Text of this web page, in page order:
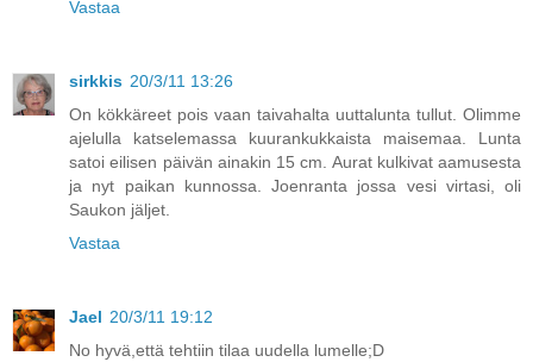
Vastaa
sirkkis 20/3/11 13:26
On kökkäreet pois vaan taivahalta uuttalunta tullut. Olimme
ajelulla katselemassa kuurankukkaista maisemaa. Lunta
satoi eilisen päivän ainakin 15 cm. Aurat kulkivat aamusesta
ja nyt paikan kunnossa. Joenranta jossa vesi virtasi, oli
Saukon jäljet.
Vastaa
Jael 20/3/11 19:12
No hyvä,että tehtiin tilaa uudella lumelle;D